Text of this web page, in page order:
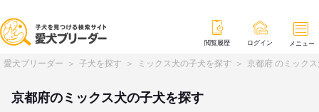
閲覧履歴 ログイン メニュー
愛犬ブリーダー 子犬を探す ミックス犬の子犬を探す 京都府 のミック
京都府のミックス犬の子犬を探す